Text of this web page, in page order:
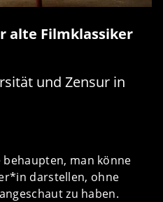
alte Filmklassiker
und Zensur in
man könne
darstellen, ohne
zu haben.